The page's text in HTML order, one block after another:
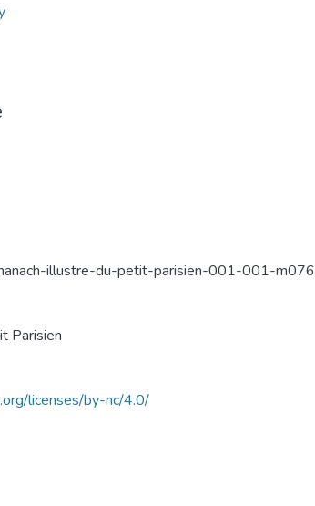
illustre-du-petit-parisien-001-001-m076
Parisien
licenses/by-nc/4.0/